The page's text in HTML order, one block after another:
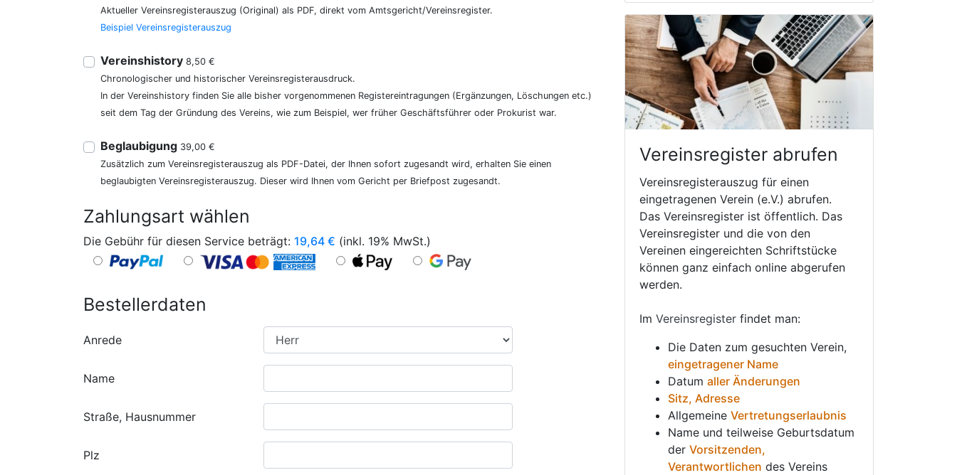
Aktueller Vereinsregisterauszug (Original) als PDF, direkt vom Amtsgericht/Vereinsregister.
Beispiel Vereinsregisterauszug
Vereinshistory 8,50 €
Chronologischer und historischer Vereinsregisterausdruck.
In der Vereinshistory finden Sie alle bisher vorgenommenen Registereintragungen (Ergänzungen, Löschungen etc.)
seit dem Tag der Gründung des Vereins, wie zum Beispiel, wer früher Geschäftsführer oder Prokurist war.
Beglaubigung 39,00 €
Zusätzlich zum Vereinsregisterauszug als PDF-Datei, der Ihnen sofort zugesandt wird, erhalten Sie einen
beglaubigten Vereinsregisterauszug. Dieser wird Ihnen vom Gericht per Briefpost zugesandt.
Zahlungsart wählen
Die Gebühr für diesen Service beträgt: 19,64 € (inkl. 19% MwSt.)
Bestellerdaten
Anrede
Name
Straße, Hausnummer
Plz
Vereinsregister abrufen
Vereinsregisterauszug für einen
eingetragenen Verein (e.V.) abrufen.
Das Vereinsregister ist öffentlich. Das
Vereinsregister und die von den
Vereinen eingereichten Schriftstücke
können ganz einfach online abgerufen
werden.
Im Vereinsregister findet man:
Die Daten zum gesuchten Verein,
eingetragener Name
Datum aller Änderungen
Sitz, Adresse
Allgemeine Vertretungserlaubnis
Name und teilweise Geburtsdatum
der Vorsitzenden,
Verantwortlichen des Vereins